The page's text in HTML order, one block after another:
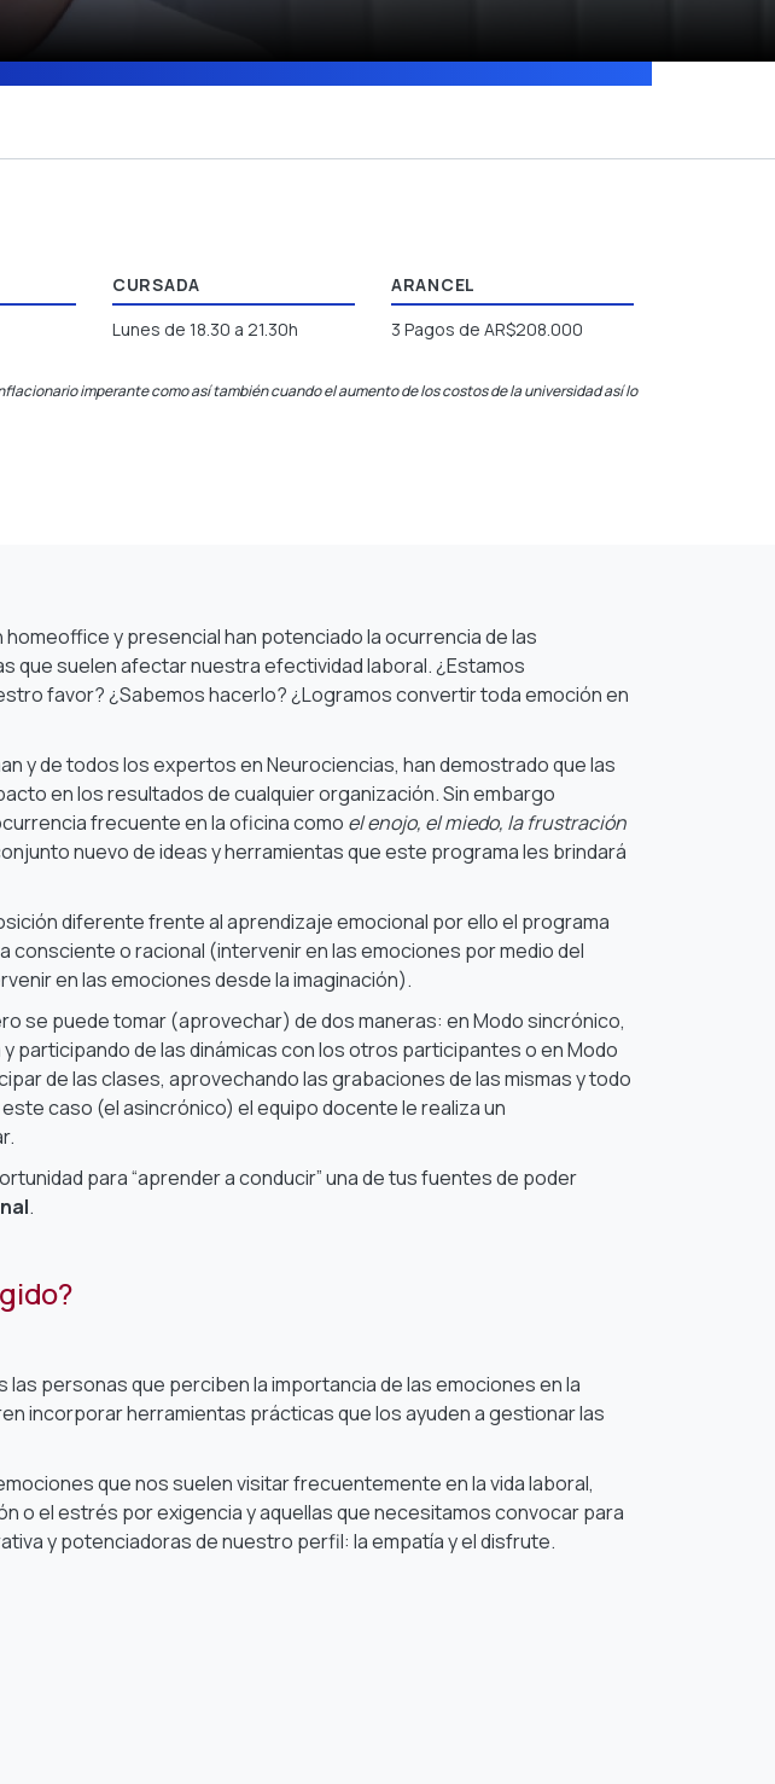
CURSADA
Lunes de 18.30 a 21.30h
ARANCEL
3 Pagos de AR$208.000
imperante como así también cuando el aumento de los costos de la universidad así lo
y presencial han potenciado la ocurrencia de las
que suelen afectar nuestra efectividadlaboral. ¿Estamos
favor? ¿Sabemos hacerlo? ¿Logramos convertir toda emoción en
y de todos los expertos en Neurociencias, han demostrado que las
en los resultados de cualquier organización. Sin embargo
frecuente en la oficina como el enojo, el miedo, la frustración
nuevo de ideas y herramientas que este programa les brindará
diferente frente al aprendizaje emocional por ello el programa
consciente o racional (intervenir en las emociones por medio del
en las emociones desde la imaginación).
se puede tomar (aprovechar) de dos maneras: en Modo sincrónico,
participando de las dinámicas con los otros participantes o en Modo
de las clases, aprovechando las grabaciones de las mismas y todo
caso (el asincrónico) el equipo docente le realiza un
para “aprender a conducir” una de tus fuentes de poder
.
las personas que perciben la importancia de las emociones en la
incorporar herramientas prácticas que los ayuden a gestionar las
que nos suelen visitar frecuentemente en la vida laboral,
o el estrés por exigencia y aquellas que necesitamos convocar para
y potenciadoras de nuestro perfil: la empatía y el disfrute.